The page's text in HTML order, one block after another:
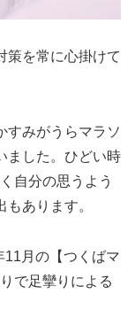
策を常に心掛けて
すみがうらマラソ
ました。ひどい時
自分の思うよう
あります。
月の【つくばマ
で足攣りによる